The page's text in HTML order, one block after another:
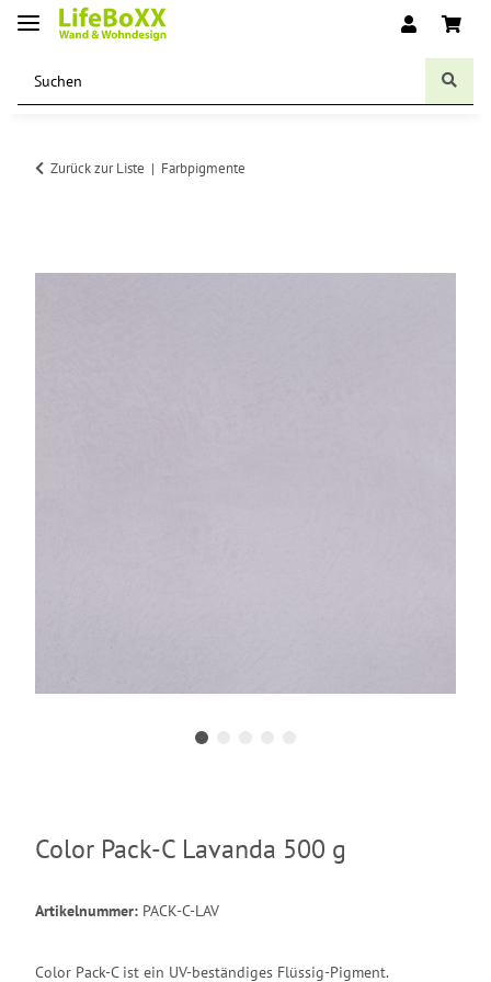
Zurück zur Liste Farbpigmente
Color Pack-C Lavanda 500 g
Artikelnummer: PACK-C-LAV
Color Pack-C ist ein UV-beständiges Flüssig-Pigment.